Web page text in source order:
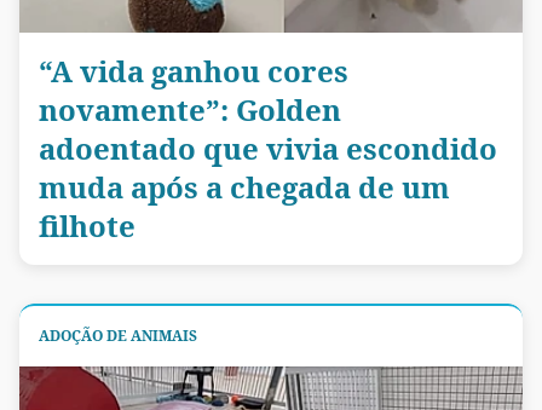
“A vida ganhou cores
novamente”: Golden
adoentado que vivia escondido
muda após a chegada de um
filhote
ADOÇÃO DE ANIMAIS